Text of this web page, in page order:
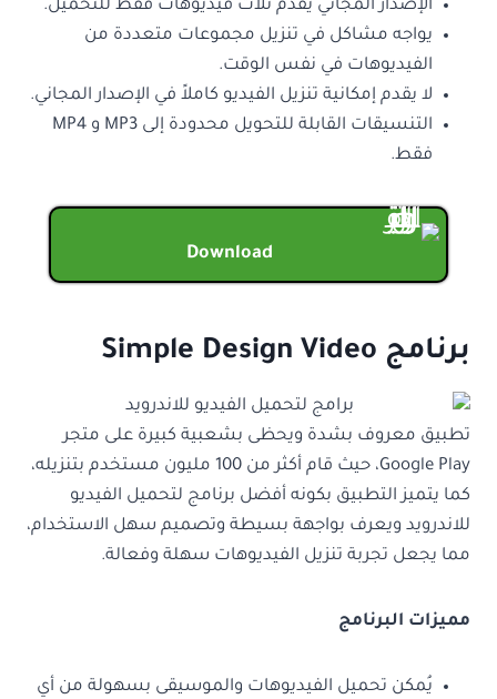
الإصدار المجاني يقدم ثلاث فيديوهات فقط للتحميل.
يواجه مشاكل في تنزيل مجموعات متعددة من
الفيديوهات في نفس الوقت.
لا يقدم إمكانية تنزيل الفيديو كاملاً في الإصدار المجاني.
التنسيقات القابلة للتحويل محدودة إلى MP3 و MP4
فقط.
Download
برنامج Simple Design Video
تطبيق معروف بشدة ويحظى بشعبية كبيرة على متجر
Google Play، حيث قام أكثر من 100 مليون مستخدم بتنزيله،
كما يتميز التطبيق بكونه أفضل برنامج لتحميل الفيديو
للاندرويد ويعرف بواجهة بسيطة وتصميم سهل الاستخدام،
مما يجعل تجربة تنزيل الفيديوهات سهلة وفعالة.
مميزات البرنامج
يُمكن تحميل الفيديوهات والموسيقى بسهولة من أي